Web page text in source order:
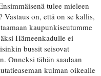
tulee mieleen
on, että on se kallis,
kaupunkiseutumme
Hämeenkadulle ei
bussit seisovat
Onneksi tähän saadaan
kulman oikealle